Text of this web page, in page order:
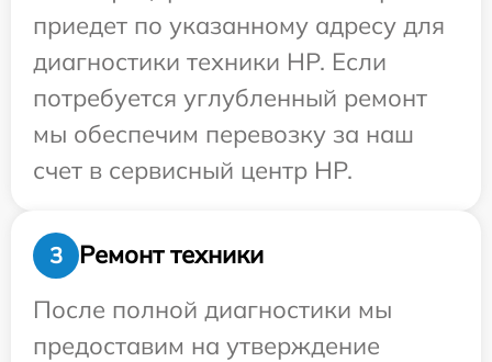
приедет по указанному адресу для
диагностики техники HP. Если
потребуется углубленный ремонт
мы обеспечим перевозку за наш
счет в сервисный центр HP.
3
Ремонт техники
После полной диагностики мы
предоставим на утверждение